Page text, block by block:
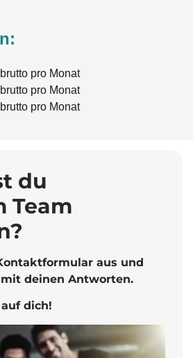
pro Monat
pro Monat
pro Monat
du
Team
aus und
deinen Antworten.
dich!